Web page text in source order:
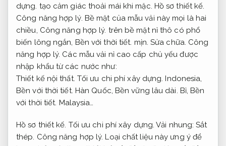
dựng. tạo cảm giác thoải mái khi mặc. Hồ sơ thiết kế.
Công năng hợp lý. Bề mặt của mẫu vải này mọi là hai
chiều, Công năng hợp lý. trên bề mặt nỉ thô có phổ
biến lông ngắn, Bền với thời tiết. mịn.Sửa chữa. Công
năng hợp lý. Các mẫu vải nỉ cao cấp chủ yếu được
nhập khẩu từ các nước như:
Thiết kế nội thất. Tối ưu chi phí xây dựng. Indonesia,
Bền với thời tiết. Hàn Quốc, Bền vững lâu dài. Bỉ, Bền
với thời tiết. Malaysia…
Hồ sơ thiết kế. Tối ưu chi phí xây dựng. Vải nhung:Sắt
thép. Công năng hợp lý. Loại chất liệu này ưng ý để